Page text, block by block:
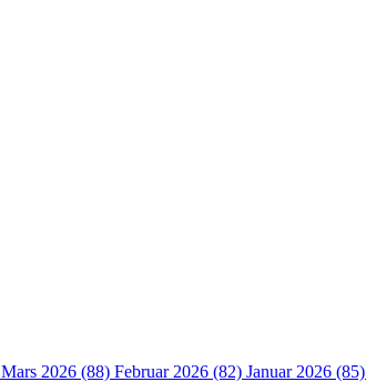
Mars 2026 (88) Februar 2026 (82) Januar 2026 (85)